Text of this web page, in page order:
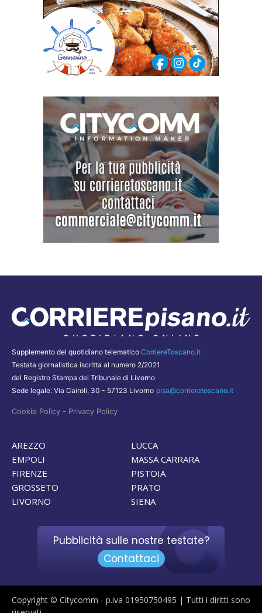
Supplemento del quotidiano telematico CorriereToscano.it
Testata giornalistica iscritta al numero 2/2021
del Registro Stampa del Tribunale di Livorno
Sede legale: Via Cairoli, 30 - 57123 Livorno pisa@corrieretoscano.it
Cookie Policy - Privacy Policy
AREZZO
EMPOLI
FIRENZE
GROSSETO
LIVORNO
LUCCA
MASSA CARRARA
PISTOIA
PRATO
SIENA
Pubblicità sulle nostre testate?
Contattaci
Copyright © Citycomm - p.iva 01950750495 | Tutti i diritti sono